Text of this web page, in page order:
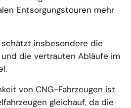
Entsorgungstouren mehr
schätzt insbesondere die
und die vertrauten Abläufe im
von CNG-Fahrzeugen ist
gleichauf, da die